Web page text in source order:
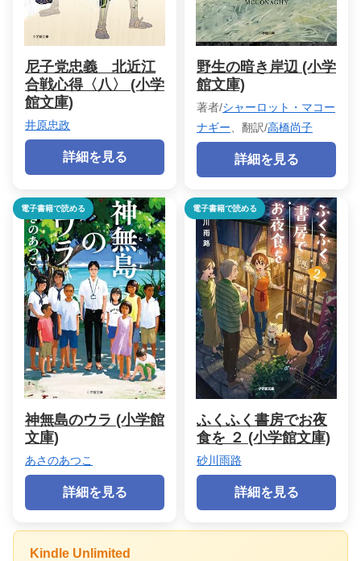
尼子党忠義 北近江
合戦心得〈八〉 (小学
館文庫)
井原忠政
詳細を見る
野生の暗き岸辺 (小学
館文庫)
著者/シャーロット・マコー
ナギー 、翻訳/高橋尚子
詳細を見る
電子書籍で読める
神無島のウラ (小学館
文庫)
あさのあつこ
詳細を見る
電子書籍で読める
ふくふく書房でお夜
食を ２ (小学館文庫)
砂川雨路
詳細を見る
Kindle Unlimited